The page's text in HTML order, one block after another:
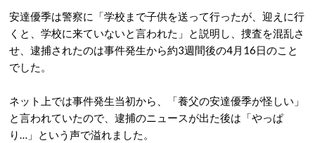
安達優季は警察に「学校まで子供を送って行ったが、迎えに行
くと、学校に来ていないと言われた」と説明し、捜査を混乱さ
せ、逮捕されたのは事件発生から約3週間後の4月16日のこと
でした。
ネット上では事件発生当初から、「養父の安達優季が怪しい」
と言われていたので、逮捕のニュースが出た後は「やっぱ
り…」という声で溢れました。